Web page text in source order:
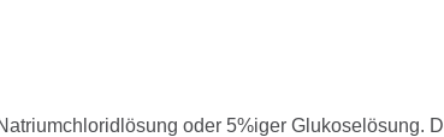
oder 5%iger Glukoselösung.